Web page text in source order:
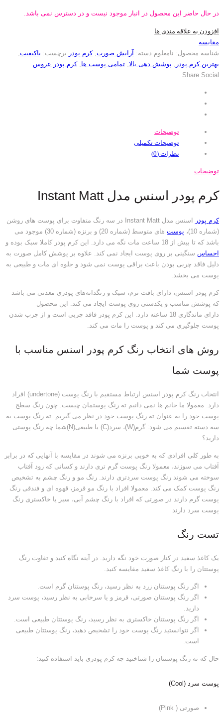
در حال حاضر این محصول در انبار موجود نیست و در دسترس نمی باشد.
افزودن به علاقه مندی ها
مقایسه
شناسه محصول: نامعلوم دسته: آرایش صورت ,کرم پودر برچسب: باکیفیت
بهترین کرم پودر
پوشش دهی بالا تمامی پوست ها ,کرم پودر عروس
Share Social
توضیحات
توضیحات تکمیلی
نظرات (0)
توضیحات
کرم پودر اسنس مدل Instant Matt
کرم پودر
اسنس مدل Instant Matt در سه رنگ متفاوت برای پوست های روشن
(شماره 10)،
پوست
های متوسط (شماره 20) و برنزه (شماره 30) موجود می
باشد که تا بیش از 18 ساعت مات نگه می دارد. این کرم پودر کاملا سبک بوده و
احساس سنگینی بر روی پوست ایجاد نمی کند. علاوه بر پوشش کامل صورت به
دلیل فاقد چربی بودن باعث براقی پوست نمی شود و جلوه ای مات و طبیعی به
پوست می بخشد.
کرم پودر اسنس، دارای بافت نرم، سبک و رنگدانه‌های پودری معدنی می باشد
که پوشش مناسب و یکدستی روی پوست ایجاد می کند. این محصول
دارای ماندگاری 18 ساعته دارد. این کرم پودر فاقد چربی است و از چرب شدن
پوست جلوگیری می کند و پوست را مات می کند.
روش های انتخاب رنگ کرم پودر اسنس مناسب با
پوست شما
انتخاب رنگ کرم پودر اسنس ارتباط مستقیم با رنگ پوست (undertone) افراد
دارد. معمولا ما خانم ها نمی دانیم ته رنگ پوستمان چیست. چون رنگ سطح
پوست خود را به عنوان ته رنگ پوست خود در نظر می گیریم. ته رنگ پوست به
سه دسته تقسیم می شود: گرم(W)، سرد(C) یا طبیعی(N)شما چه رنگ پوستی
دارید؟
به طور کلی افرادی که به خوبی برنزه می شوند در مقایسه با آنهایی که در برابر
آفتاب می سوزند، معمولا رنگ پوست گرم تری دارند و کسانی که زود آفتاب
سوخته می شوند رنگ پوست سردتری دارند. رنگ مو و رنگ چشم به تشخیص
رنگ پوست کمک می کند. معمولا افراد با رنگ مو قرمز، قهوه ای و فندقی رنگ
پوست گرم دارند در صورتی که افراد با رنگ چشم آبی، سبز یا خاکستری رنگ
پوست سرد دارند
تست رنگ
یک کاغذ سفید در کنار صورت خود نگه دارید. در آینه نگاه کنید و تفاوت رنگ
پوستتان را با رنگ کاغذ سفید مقایسه کنید.
اگر رنگ پوستتان زرد به نظر رسید، رنگ پوستتان گرم است.
اگر رنگ پوستتان صورتی، قرمز و یا سرخابی به نظر رسید، پوست سرد
دارید.
اگر رنگ پوستتان خاکستری به نظر رسید، رنگ پوستتان طبیعی است.
اگر نتوانستید رنگ پوست خود را تشخیص دهید، رنگ پوستتان طبیعی
است.
حال که ته رنگ پوستتان را شناختید چه کرم پودری باید استفاده کنید:
پوست سرد (Cool)
صورتی ( Pink)